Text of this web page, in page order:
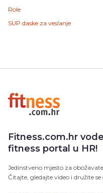
Role
SUP daske za veslanje
Fitness.com.hr
fitness portal u HR!
Jedinstveno mjesto za
Čitajte, gledajte video i družite